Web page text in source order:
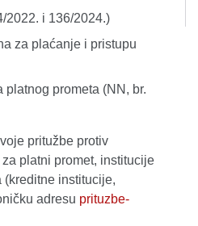
2022. i 136/2024.)
za plaćanje i pristupu
prometa (NN, br.
pritužbe protiv
platni promet, institucije
institucije,
adresu prituzbe-